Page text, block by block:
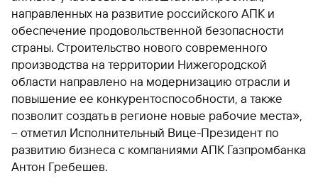
для
держателей
карт
Дополнительная
карта-стикер
Банки-
партнеры
Gazprom
Быстрый
поиск
по
сайту
Быстрый
поиск
по
сайту
Вклады
Инвестиционные
продукты
доверительного
управления
Налоговый
вычет
Быстрый
поиск
по
Быстрый
поиск
сайту
Вклады
Станьте
партнером
Партнерам
Информация
для
партнеров
Быстрый
поиск
Мобильное
приложение
GPB-
i-
Trade
GorodPay
Открыть
брокерский
быть
полезно
115-ФЗ
для
малого
115-ФЗ
для
среднего
бизнеса
по
сайту
Вклады
сайту
Вклады
направленных на развитие российского АПК и
обеспечение продовольственной безопасности
страны. Строительство нового современного
производства на территории Нижегородской
области направлено на модернизацию отрасли и
повышение ее конкурентоспособности, а также
позволит создать в регионе новые рабочие места»,
– отметил Исполнительный Вице-Президент по
развитию бизнеса с компаниями АПК Газпромбанка
Антон Гребешев.